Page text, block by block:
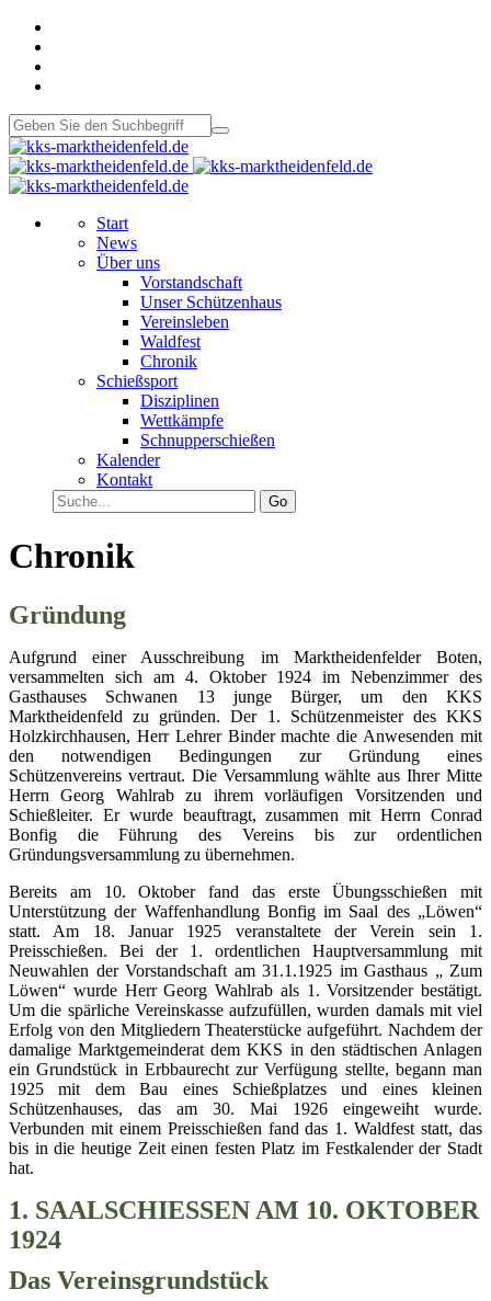
Start
News
Über uns
Vorstandschaft
Unser Schützenhaus
Vereinsleben
Waldfest
Chronik
Schießsport
Disziplinen
Wettkämpfe
Schnupperschießen
Kalender
Kontakt
Go
Chronik
Gründung
Aufgrund einer Ausschreibung im Marktheidenfelder Boten,
versammelten sich am 4. Oktober 1924 im Nebenzimmer des
Gasthauses Schwanen 13 junge Bürger, um den KKS
Marktheidenfeld zu gründen. Der 1. Schützenmeister des KKS
Holzkirchhausen, Herr Lehrer Binder machte die Anwesenden mit
den notwendigen Bedingungen zur Gründung eines
Schützenvereins vertraut. Die Versammlung wählte aus Ihrer Mitte
Herrn Georg Wahlrab zu ihrem vorläufigen Vorsitzenden und
Schießleiter. Er wurde beauftragt, zusammen mit Herrn Conrad
Bonfig die Führung des Vereins bis zur ordentlichen
Gründungsversammlung zu übernehmen.
Bereits am 10. Oktober fand das erste Übungsschießen mit
Unterstützung der Waffenhandlung Bonfig im Saal des „Löwen“
statt. Am 18. Januar 1925 veranstaltete der Verein sein 1.
Preisschießen. Bei der 1. ordentlichen Hauptversammlung mit
Neuwahlen der Vorstandschaft am 31.1.1925 im Gasthaus „ Zum
Löwen“ wurde Herr Georg Wahlrab als 1. Vorsitzender bestätigt.
Um die spärliche Vereinskasse aufzufüllen, wurden damals mit viel
Erfolg von den Mitgliedern Theaterstücke aufgeführt. Nachdem der
damalige Marktgemeinderat dem KKS in den städtischen Anlagen
ein Grundstück in Erbbaurecht zur Verfügung stellte, begann man
1925 mit dem Bau eines Schießplatzes und eines kleinen
Schützenhauses, das am 30. Mai 1926 eingeweiht wurde.
Verbunden mit einem Preisschießen fand das 1. Waldfest statt, das
bis in die heutige Zeit einen festen Platz im Festkalender der Stadt
hat.
1. SAALSCHIESSEN AM 10. OKTOBER
1924
Das Vereinsgrundstück